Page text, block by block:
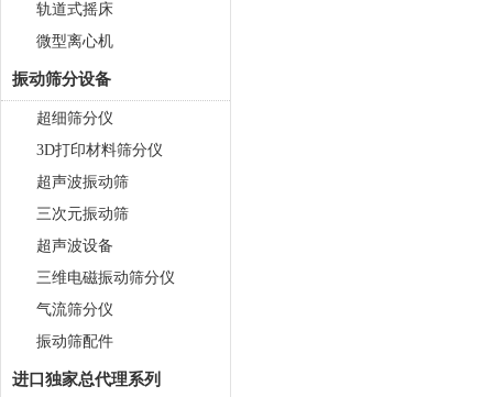
轨道式摇床
微型离心机
振动筛分设备
超细筛分仪
3D打印材料筛分仪
超声波振动筛
三次元振动筛
超声波设备
三维电磁振动筛分仪
气流筛分仪
振动筛配件
进口独家总代理系列